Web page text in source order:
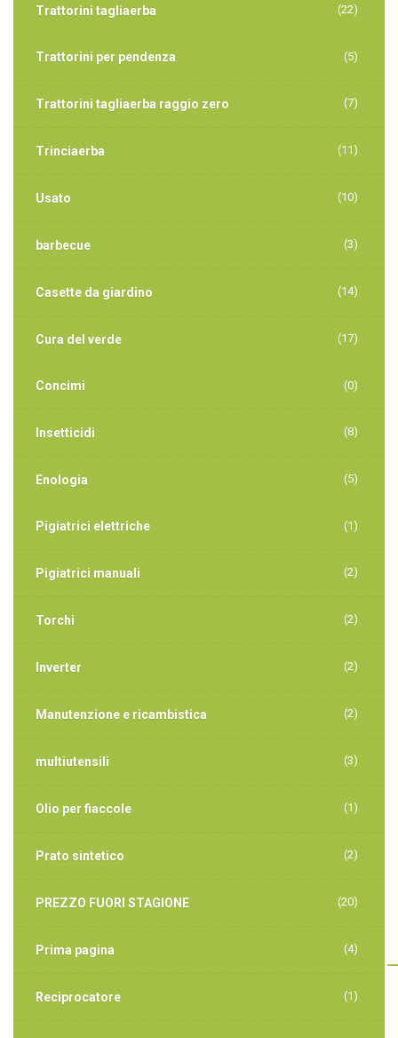
Trattorini tagliaerba (22)
Trattorini per pendenza (5)
Trattorini tagliaerba raggio zero (7)
Trinciaerba (11)
Usato (10)
barbecue (3)
Casette da giardino (14)
Cura del verde (17)
Concimi (0)
Insetticidi (8)
Enologia (5)
Pigiatrici elettriche (1)
Pigiatrici manuali (2)
Torchi (2)
Inverter (2)
Manutenzione e ricambistica (2)
multiutensili (3)
Olio per fiaccole (1)
Prato sintetico (2)
PREZZO FUORI STAGIONE (20)
Prima pagina (4)
Reciprocatore (1)